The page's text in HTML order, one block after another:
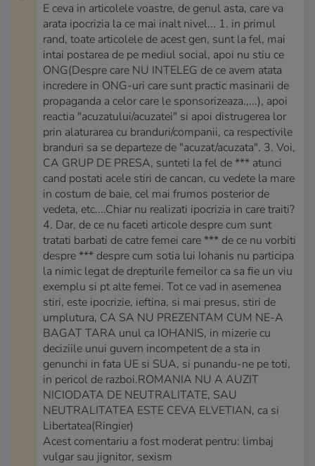
E ceva in articolele voastre, de genul asta, care va
arata ipocrizia la ce mai inalt nivel... 1. in primul
rand, toate articolele de acest gen, sunt la fel, mai
intai postarea de pe mediul social, apoi nu stiu ce
ONG(Despre care NU INTELEG de ce avem atata
incredere in ONG-uri care sunt practic masinarii de
propaganda a celor care le sponsorizeaza.,...), apoi
reactia "acuzatului/acuzatei" si apoi distrugerea lor
prin alaturarea cu branduri/companii, ca respectivile
branduri sa se departeze de "acuzat/acuzata". 3. Voi,
CA GRUP DE PRESA, sunteti la fel de *** atunci
cand postati acele stiri de cancan, cu vedete la mare
in costum de baie, cel mai frumos posterior de
vedeta, etc....Chiar nu realizati ipocrizia in care traiti?
4. Dar, de ce nu faceti articole despre cum sunt
tratati barbati de catre femei care *** de ce nu vorbiti
despre *** despre cum sotia lui Iohanis nu participa
la nimic legat de drepturile femeilor ca sa fie un viu
exemplu si pt alte femei. Tot ce vad in asemenea
stiri, este ipocrizie, ieftina, si mai presus, stiri de
umplutura, CA SA NU PREZENTAM CUM NE-A
BAGAT TARA unul ca IOHANIS, in mizerie cu
deciziile unui guvern incompetent de a sta in
genunchi in fata UE si SUA, si punandu-ne pe toti,
in pericol de razboi.ROMANIA NU A AUZIT
NICIODATA DE NEUTRALITATE, SAU
NEUTRALITATEA ESTE CEVA ELVETIAN, ca si
Libertatea(Ringier)
Acest comentariu a fost moderat pentru: limbaj
vulgar sau jignitor, sexism